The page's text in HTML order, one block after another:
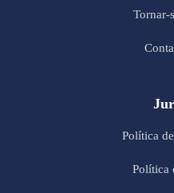
Tornar-
Política
Política